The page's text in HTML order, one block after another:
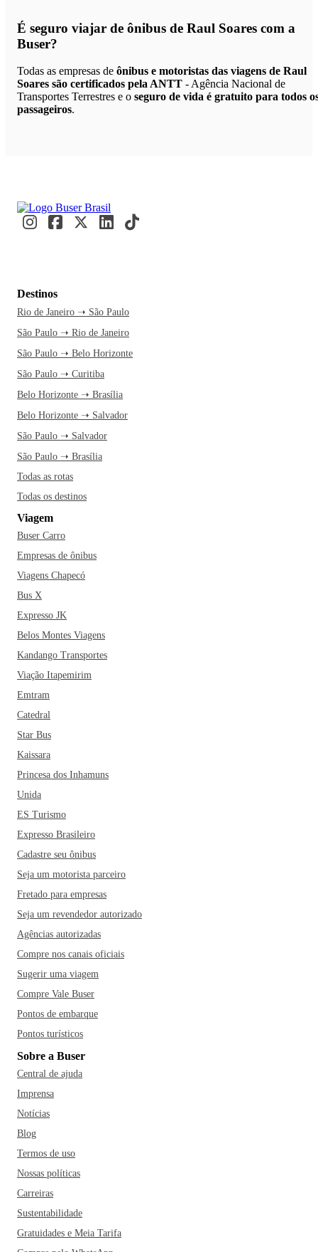
É seguro viajar de ônibus de Raul Soares com a
Buser?
Todas as empresas de ônibus e motoristas das viagens de Raul
Soares são certificados pela ANTT - Agência Nacional de
Transportes Terrestres e o seguro de vida é gratuito para todos
passageiros.
Destinos
Rio de Janeiro ➝ São Paulo
São Paulo ➝ Rio de Janeiro
São Paulo ➝ Belo Horizonte
São Paulo ➝ Curitiba
Belo Horizonte ➝ Brasília
Belo Horizonte ➝ Salvador
São Paulo ➝ Salvador
São Paulo ➝ Brasília
Todas as rotas
Todas os destinos
Viagem
Buser Carro
Empresas de ônibus
Viagens Chapecó
Bus X
Expresso JK
Belos Montes Viagens
Kandango Transportes
Viação Itapemirim
Emtram
Catedral
Star Bus
Kaissara
Princesa dos Inhamuns
Unida
ES Turismo
Expresso Brasileiro
Cadastre seu ônibus
Seja um motorista parceiro
Fretado para empresas
Seja um revendedor autorizado
Agências autorizadas
Compre nos canais oficiais
Sugerir uma viagem
Compre Vale Buser
Pontos de embarque
Pontos turísticos
Sobre a Buser
Central de ajuda
Imprensa
Notícias
Blog
Termos de uso
Nossas políticas
Carreiras
Sustentabilidade
Gratuidades e Meia Tarifa